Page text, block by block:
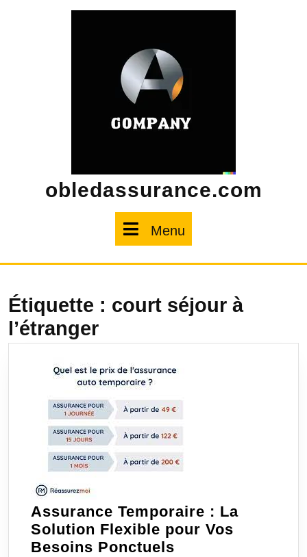
obledassurance.com
Menu
Étiquette : court séjour à
l’étranger
Assurance Temporaire : La
Solution Flexible pour Vos
Besoins Ponctuels